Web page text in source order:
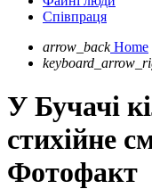
Співпраця
arrow_back Home
У Бучачі
стихійне
Фотофакт